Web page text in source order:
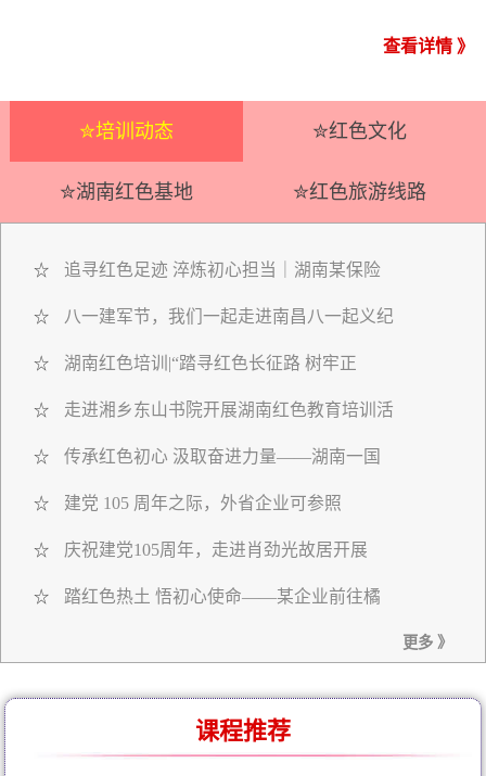
查看详情 》
✮培训动态 ✮红色文化
✮湖南红色基地 ✮红色旅游线路
☆ 追寻红色足迹 淬炼初心担当｜湖南某保险
☆ 八一建军节，我们一起走进南昌八一起义纪
☆ 湖南红色培训|“踏寻红色长征路 树牢正
☆ 走进湘乡东山书院开展湖南红色教育培训活
☆ 传承红色初心 汲取奋进力量——湖南一国
☆ 建党 105 周年之际，外省企业可参照
☆ 庆祝建党105周年，走进肖劲光故居开展
☆ 踏红色热土 悟初心使命——某企业前往橘
更多 》
课程推荐